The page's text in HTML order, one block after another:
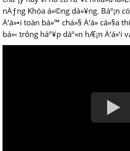
nÄƒng Khóa á»©ng dá»¥ng. Báº¡n
Ä‘á»•i toàn bá»™ chá»§ Ä‘á» cá»§a
bá»‹ trông háº¥p dáº«n hÆ¡n Ä‘á»‘i